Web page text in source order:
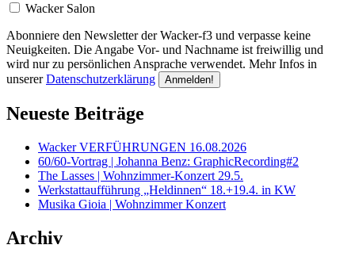
Wacker Salon
Abonniere den Newsletter der Wacker-f3 und verpasse keine
Neuigkeiten. Die Angabe Vor- und Nachname ist freiwillig und
wird nur zu persönlichen Ansprache verwendet. Mehr Infos in
unsererDatenschutzerklärung
Neueste Beiträge
Wacker VERFÜHRUNGEN 16.08.2026
60/60-Vortrag | Johanna Benz: GraphicRecording#2
The Lasses | Wohnzimmer-Konzert 29.5.
Werkstattaufführung „Heldinnen“ 18.+19.4. in KW
Musika Gioia | Wohnzimmer Konzert
Archiv